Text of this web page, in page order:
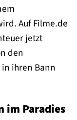
Auf Filme.de
jetzt
den
ihren Bann
im Paradies